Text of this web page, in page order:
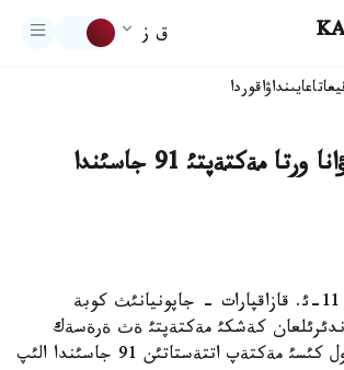
ق ز
تاعايىنداۋاقوردا
جاپوندئق كةيؤانا ورتا مةكتةپتئ 91 جاسئندا
استانا. ناؤرئزدئث 11-ئ. قازاقپارات - جاپونيانئث كوبة
كةشكئ مةكتةپتئ ةث ةرةسةك
وقؤشئ تامامدادئ، ول كئسئ مةكتةپ اتتةستاتئن 91 جاسئندا الئپ